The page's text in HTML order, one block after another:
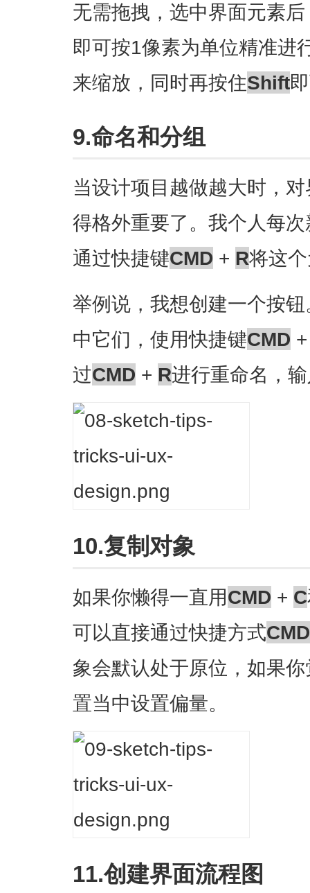
无需拖拽，选中界面元素
即可按1像素为单位精准进
来缩放，同时再按住Shift
9.命名和分组
当设计项目越做越大时，
得格外重要了。我个人每
通过快捷键CMD + R将这
举例说，我想创建一个按
中它们，使用快捷键CMD
过CMD + R进行重命名，输
10.复制对象
如果你懒得一直用CMD + C
可以直接通过快捷方式CMD
象会默认处于原位，如果
置当中设置偏量。
11.创建界面流程图